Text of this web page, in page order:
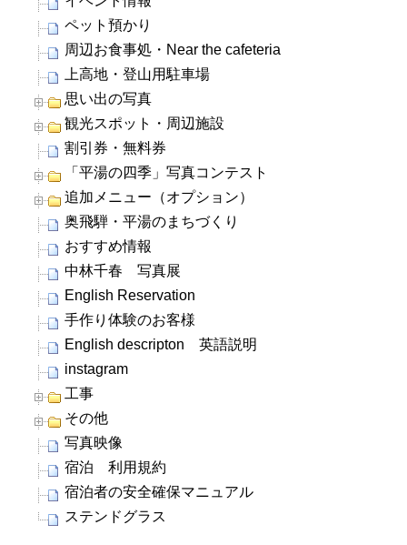
ペット預かり
周辺お食事処・Near the cafeteria
上高地・登山用駐車場
思い出の写真
観光スポット・周辺施設
割引券・無料券
「平湯の四季」写真コンテスト
追加メニュー（オプション）
奥飛騨・平湯のまちづくり
おすすめ情報
中林千春 写真展
English Reservation
手作り体験のお客様
English descripton 英語説明
instagram
工事
その他
写真映像
宿泊 利用規約
宿泊者の安全確保マニュアル
ステンドグラス